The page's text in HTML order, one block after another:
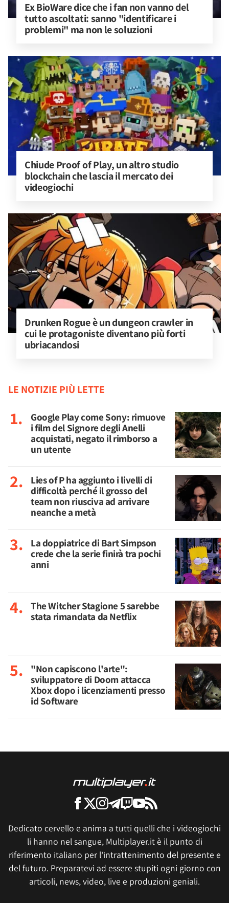
Ex BioWare dice che i fan non vanno del
tutto ascoltati: sanno "identificare i
problemi" ma non le soluzioni
Chiude Proof of Play, un altro studio
blockchain che lascia il mercato dei
videogiochi
Drunken Rogue è un dungeon crawler in
cui le protagoniste diventano più forti
ubriacandosi
LE NOTIZIE PIÙ LETTE
Google Play come Sony: rimuove
i film del Signore degli Anelli
acquistati, negato il rimborso a
un utente
Lies of P ha aggiunto i livelli di
difficoltà perché il grosso del
team non riusciva ad arrivare
neanche a metà
La doppiatrice di Bart Simpson
crede che la serie finirà tra pochi
anni
The Witcher Stagione 5 sarebbe
stata rimandata da Netflix
"Non capiscono l'arte":
sviluppatore di Doom attacca
Xbox dopo i licenziamenti presso
id Software
Dedicato cervello e anima a tutti quelli che i videogiochi
li hanno nel sangue, Multiplayer.it è il punto di
riferimento italiano per l'intrattenimento del presente e
del futuro. Preparatevi ad essere stupiti ogni giorno con
articoli, news, video, live e produzioni geniali.